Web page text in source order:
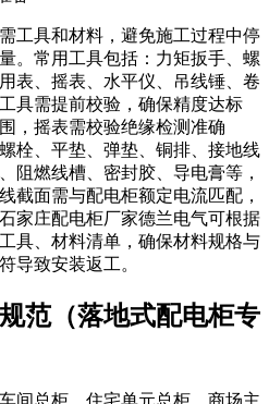
工具和材料，避免施工过程中停
。常用工具包括：力矩扳手、螺
表、摇表、水平仪、吊线锤、卷
具需提前校验，确保精度达标
，摇表需校验绝缘检测准确
栓、平垫、弹垫、铜排、接地线
阻燃线槽、密封胶、导电膏等，
截面需与配电柜额定电流匹配，
家庄配电柜厂家德兰电气可根据
具、材料清单，确保材料规格与
导致安装返工。
范（落地式配电柜专
间总柜、住宅单元总柜、商场主